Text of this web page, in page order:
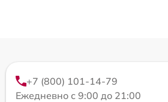
+7 (800) 101-14-79
Ежедневно с 9:00 до 21:00